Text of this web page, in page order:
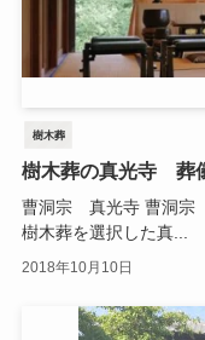
樹木葬
樹木葬の真光寺 葬
曹洞宗 真光寺 曹洞宗
樹木葬を選択した真...
2018年10月10日